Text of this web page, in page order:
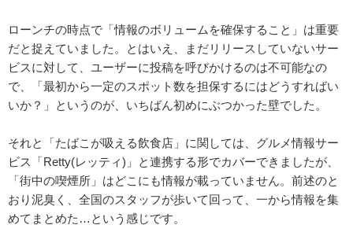
ローンチの時点で「情報のボリュームを確保すること」は重要
だと捉えていました。とはいえ、まだリリースしていないサー
ビスに対して、ユーザーに投稿を呼びかけるのは不可能なの
で、「最初から一定のスポット数を担保するにはどうすればい
いか？」というのが、いちばん初めにぶつかった壁でした。
それと「たばこが吸える飲食店」に関しては、グルメ情報サー
ビス「Retty(レッティ)」と連携する形でカバーできましたが、
「街中の喫煙所」はどこにも情報が載っていません。前述のと
おり泥臭く、全国のスタッフが歩いて回って、一から情報を集
めてまとめた…という感じです。